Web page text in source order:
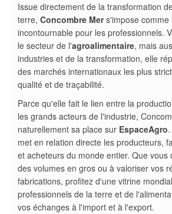
Issue directement de la transformation
terre, Concombre Mers'impose comme
incontournable pour les professionnels.
le secteur de l'agroalimentaire, mais
industries et de la transformation, elle
des marchés internationaux les plus
qualité et de traçabilité.
Parce qu'elle fait le lien entre la
les grands acteurs de l'industrie,
naturellement sa place sur EspaceAgro
met en relation directe les producteurs,
et acheteurs du monde entier. Que vous
des volumes en gros ou à valoriser vos
fabrications, profitez d'une vitrine
professionnels de la terre et de
vos échanges à l'import et à l'export.